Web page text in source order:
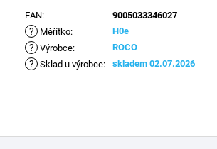
EAN: 9005033346027
? Měřítko: H0e
? Výrobce: ROCO
? Sklad u výrobce: skladem 02.07.2026